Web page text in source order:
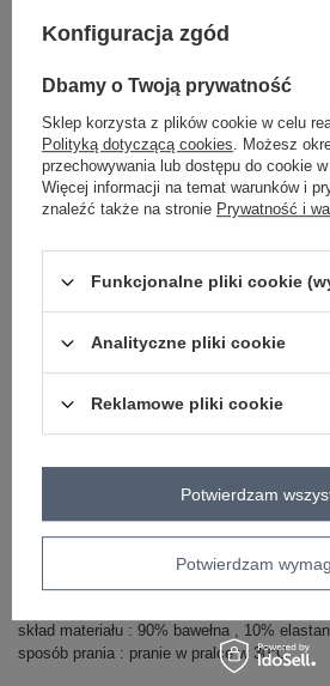
S/M 5906694113901
L/XL
Zobacz wszystkie
ZALOGUJ SIĘ I
Masz pytanie? Chętnie pomożemy.
+48 601 547 740 Zadaj
skład materiału : 90% bawełna , 10% elastan
sposób prania : pranie w pralce w 30°C
Konfiguracja zgód
Dbamy o Twoją prywatność
Sklep korzysta z plików cookie w celu
Polityką dotyczącą cookies. Możesz
przechowywania lub dostępu do cookie
Więcej informacji na temat warunków i
znaleźć także na stronie Prywatność i
Funkcjonalne pliki cookie
Analityczne pliki cookie
Reklamowe pliki cookie
Potwierdzam
Potwierdzam